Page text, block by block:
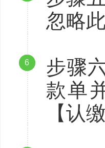
忽略
6
步骤
款单
【认